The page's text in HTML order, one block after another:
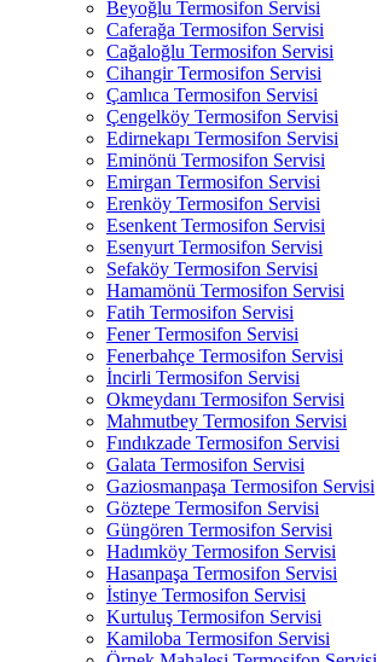
Beyoğlu Termosifon Servisi
Caferağa Termosifon Servisi
Cağaloğlu Termosifon Servisi
Cihangir Termosifon Servisi
Çamlıca Termosifon Servisi
Çengelköy Termosifon Servisi
Edirnekapı Termosifon Servisi
Eminönü Termosifon Servisi
Emirgan Termosifon Servisi
Erenköy Termosifon Servisi
Esenkent Termosifon Servisi
Esenyurt Termosifon Servisi
Sefaköy Termosifon Servisi
Hamamönü Termosifon Servisi
Fatih Termosifon Servisi
Fener Termosifon Servisi
Fenerbahçe Termosifon Servisi
İncirli Termosifon Servisi
Okmeydanı Termosifon Servisi
Mahmutbey Termosifon Servisi
Fındıkzade Termosifon Servisi
Galata Termosifon Servisi
Gaziosmanpaşa Termosifon Servisi
Göztepe Termosifon Servisi
Güngören Termosifon Servisi
Hadımköy Termosifon Servisi
Hasanpaşa Termosifon Servisi
İstinye Termosifon Servisi
Kurtuluş Termosifon Servisi
Kamiloba Termosifon Servisi